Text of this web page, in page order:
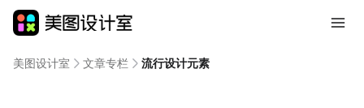
美图设计室 文章专栏 流行设计元素